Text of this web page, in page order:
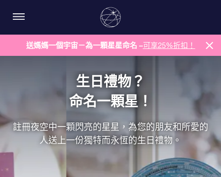
送媽媽一個宇宙－為一顆星星命名 –可享25%折扣！
生日禮物？
命名一顆星！
註冊夜空中一顆閃亮的星星，為您的朋友和所愛的
人送上一份獨特而永恆的生日禮物。